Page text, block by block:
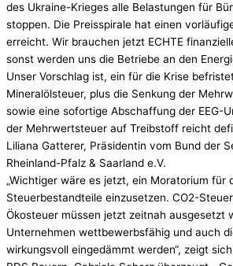
des Ukraine-Krieges alle Belastungen für
stoppen. Die Preisspirale hat einen
erreicht. Wir brauchen jetzt ECHTE
sonst werden uns die Betriebe an den
Unser Vorschlag ist, ein für die Krise
Mineralölsteuer, plus die Senkung der
sowie eine sofortige Abschaffung der EEG-
der Mehrwertsteuer auf Treibstoff reicht
Liliana Gatterer, Präsidentin vom Bund der
Rheinland-Pfalz & Saarland e.V.
„Wichtiger wäre es jetzt, ein Moratorium für
Steuerbestandteile einzusetzen. CO2-
Ökosteuer müssen jetzt zeitnah ausgesetzt
Unternehmen wettbewerbsfähig und auch
wirkungsvoll eingedämmt werden“, zeigt